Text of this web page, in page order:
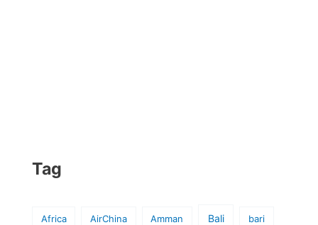
Tag
Africa AirChina Amman Bali bari